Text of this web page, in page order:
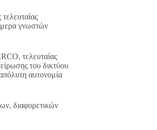
γνωστών
τελευταίας
του δικτύου
αυτονομία
διαφορετικών